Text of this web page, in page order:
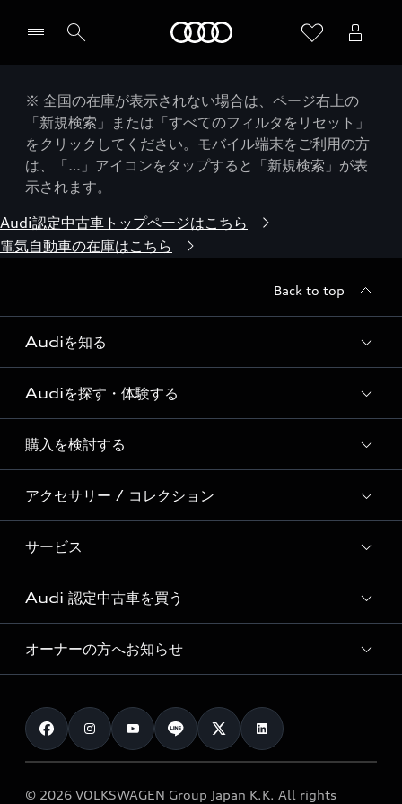
※ 全国の在庫が表示されない場合は、ページ右上の
「新規検索」または「すべてのフィルタをリセット」
をクリックしてください。モバイル端末をご利用の方
は、「…」アイコンをタップすると「新規検索」が表
示されます。
Audi認定中古車トップページはこちら
電気自動車の在庫はこちら
Back to top
Audiを知る
Audi ブランド
Story of Progress
Audi Sport
Formula 1®
デジタルサービス
Audiを探す・体験する
ディーラー検索
新車在庫検索
試乗車・展示車検索
見積り依頼
試乗予約
購入を検討する
モデル一覧
特別仕様モデル / 限定モデル
e-tronラインアップ
価格シミュレーション
車両比較
カタログ一覧
アクセサリー / コレクション
純正アクセサリー
オンラインショップ
Audi collection
アウディナビアプリ
サービス
サービス入庫予約
サービスプログラム
メンテナンス
車検 / 定期点検
e-tronアフターサポート
Audi 認定中古車を買う
Audi認定中古車
クオリティ
保証
メンテナンス
オーナーの方へお知らせ
お知らせ
オーナー様向けキャンペーン
© 2026 VOLKSWAGEN Group Japan K.K. All rights